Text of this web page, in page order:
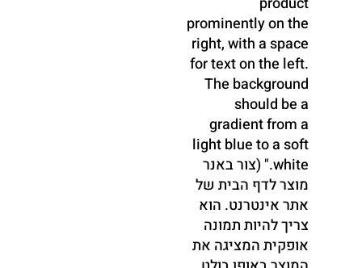
prominently on the
right, with a space
for text on the left.
The background
should be a
gradient from a
light blue to a soft
white." (צור באנר
מוצר לדף הבית של
אתר אינטרנט. הוא
צריך להיות תמונה
אופקית המציגה את